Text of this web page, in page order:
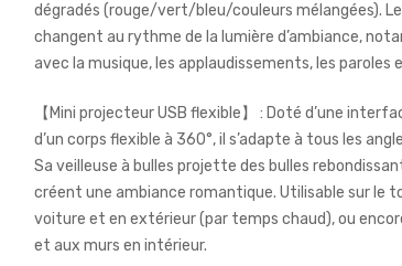
dégradés (rouge/vert/bleu/couleurs mélangées).
changent au rythme de la lumière d’ambiance,
avec la musique, les applaudissements, les paroles
【Mini projecteur USB flexible】 : Doté d’une
d’un corps flexible à 360°, il s’adapte à tous les
Sa veilleuse à bulles projette des bulles
créent une ambiance romantique. Utilisable sur le
voiture et en extérieur (par temps chaud), ou
et aux murs en intérieur.